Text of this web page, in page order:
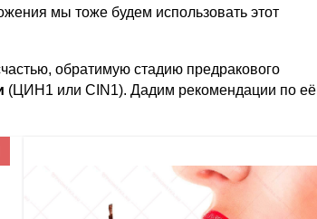
мы тоже будем использовать этот
обратимую стадию предракового
(ЦИН1 или CIN1). Дадим рекомендации по её